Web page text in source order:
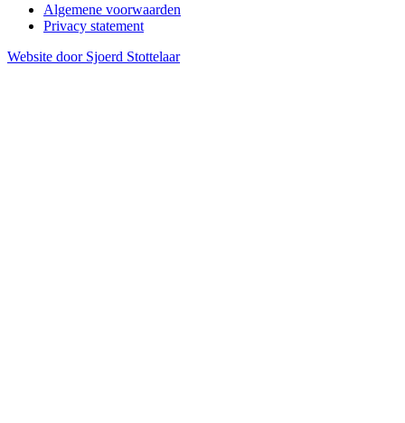
Algemene voorwaarden
Privacy statement
Website door Sjoerd Stottelaar